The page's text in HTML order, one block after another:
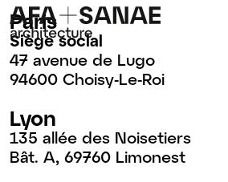
Paris
Siège social
47 avenue de Lugo
94600 Choisy-Le-Roi
Lyon
135 allée des Noisetiers
Bât. A, 69760 Limonest